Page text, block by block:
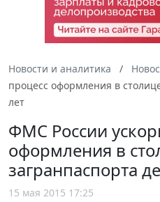
Новости и аналитика
процесс оформления в
лет
ФМС России
оформления в
загранпаспорта
15 мая 2015 17:25